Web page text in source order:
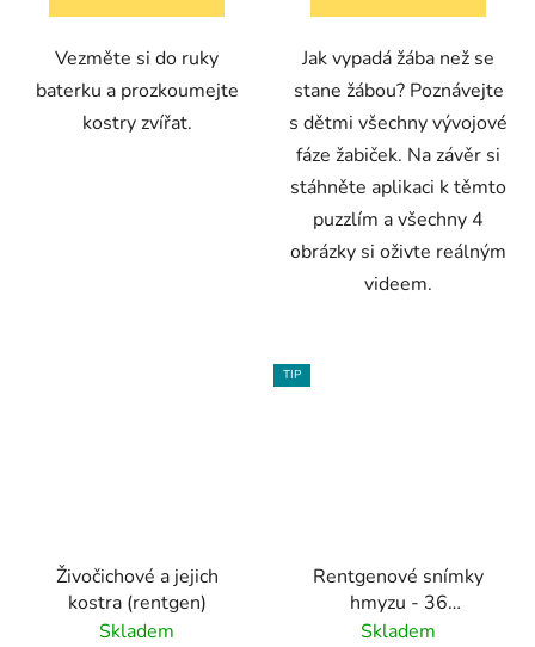
Vezměte si do ruky
baterku a prozkoumejte
kostry zvířat.
Jak vypadá žába než se
stane žábou? Poznávejte
s dětmi všechny vývojové
fáze žabiček. Na závěr si
stáhněte aplikaci k těmto
puzzlím a všechny 4
obrázky si oživte reálným
videem.
Živočichové a jejich
kostra (rentgen)
Skladem
TIP
Rentgenové snímky
hmyzu - 36
oboustranných obrázků
Skladem